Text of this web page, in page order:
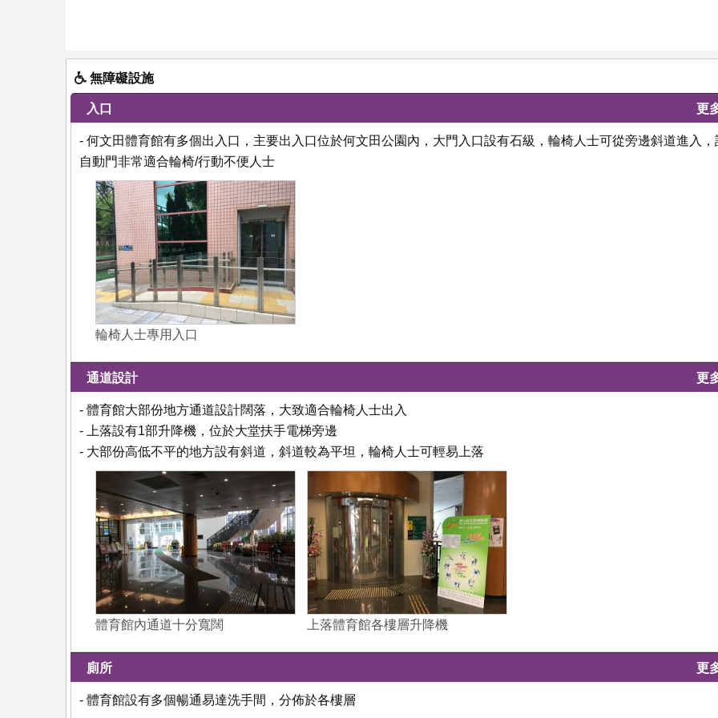
無障礙設施
入口 更
- 何文田體育館有多個出入口，主要出入口位於何文田公園內，大門入口設有石級，輪椅人士可從旁邊斜道進入，
自動門非常適合輪椅/行動不便人士
輪椅人士專用入口
通道設計 更
- 體育館大部份地方通道設計闊落，大致適合輪椅人士出入
- 上落設有1部升降機，位於大堂扶手電梯旁邊
- 大部份高低不平的地方設有斜道，斜道較為平坦，輪椅人士可輕易上落
體育館內通道十分寬闊 上落體育館各樓層升降機
廁所 更
- 體育館設有多個暢通易達洗手間，分佈於各樓層